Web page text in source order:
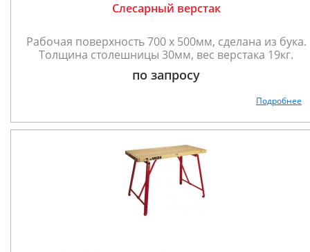
Слесарный верстак
Рабочая поверхность 700 х 500мм, сделана из бука.
Толщина столешницы 30мм, вес верстака 19кг.
по запросу
Подробнее